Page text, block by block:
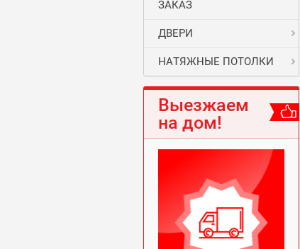
ЗАКАЗ
ДВЕРИ
НАТЯЖНЫЕ ПОТОЛКИ
Выезжаем
на дом!